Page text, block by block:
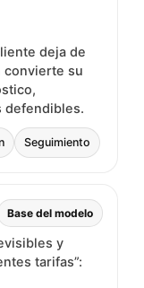
deja de
convierte su
defendibles.
Seguimiento
Base del modelo
y
tarifas”: